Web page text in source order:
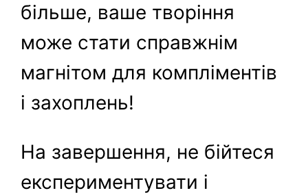
більше, ваше творіння
може стати справжнім
магнітом для компліментів
і захоплень!
На завершення, не бійтеся
експериментувати і